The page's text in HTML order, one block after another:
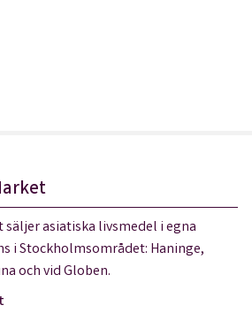
säljer asiatiska livsmedel i egna
i Stockholmsområdet: Haninge,
och vid Globen.